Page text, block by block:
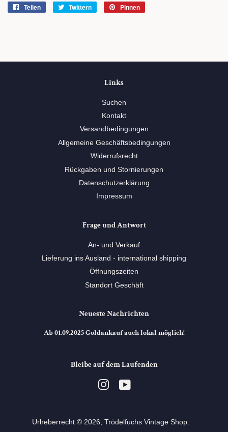
Teilen Twittern Pinnen
Links
Suchen
Kontakt
Versandbedingungen
Allgemeine Geschäftsbedingungen
Widerrufsrecht
Rückgaben und Stornierungen
Datenschutzerklärung
Impressum
Frage und Antwort
An- und Verkauf
Lieferung ins Ausland - international shipping
Öffnungszeiten
Standort Geschäft
Neueste Nachrichten
Ab 01.09.2025 Goldankauf auch lokal möglich!
Bleibe auf dem Laufenden
Instagram
Urheberrecht © 2026, Trödelfuchs Vintage Shop. ⠀